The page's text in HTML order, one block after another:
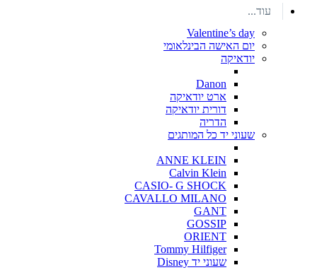
עוד...
Valentine’s day
יום האישה הבינלאומי
יודאיקה
Danon
ארט יודאיקה
דורית יודאיקה
הדריה
שעוני יד כל המותגים
ANNE KLEIN
Calvin Klein
CASIO- G SHOCK
CAVALLO MILANO
GANT
GOSSIP
ORIENT
Tommy Hilfiger
שעוני יד Disney